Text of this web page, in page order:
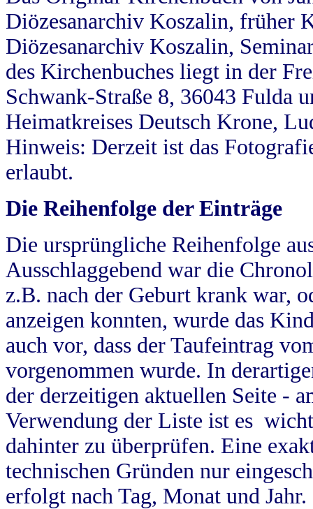
Diözesanarchiv Koszalin, früher
Diözesanarchiv Koszalin,
des Kirchenbuches liegt in der
Schwank-Straße 8, 36043 Fulda
Heimatkreises Deutsch Krone,
Hinweis: Derzeit ist das
erlaubt.
Die Reihenfolge der Einträge
Die ursprüngliche Reihenfolge
Ausschlaggebend war die
z.B. nach der Geburt krank war,
anzeigen konnten, wurde das
auch vor, dass der Taufeintrag
vorgenommen wurde. In
der derzeitigen aktuellen Seite -
Verwendung der Liste ist es
dahinter zu überprüfen. Eine
technischen Gründen nur
erfolgt nach Tag, Monat und Jahr.